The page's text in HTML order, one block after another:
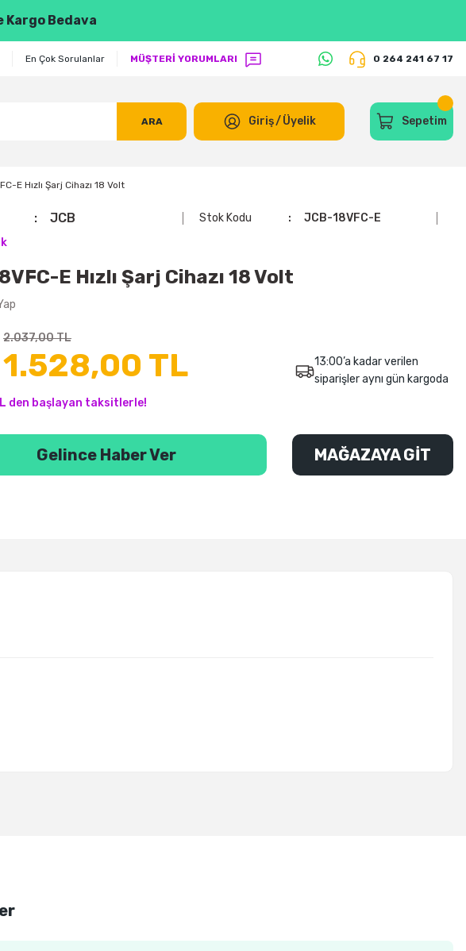
Kargo Bedava
En Çok Sorulanlar MÜŞTERİ YORUMLARI 0 264 241 67 17
ARA Giriş/Üyelik Sepetim
E Hızlı Şarj Cihazı 18 Volt
JCB Stok Kodu
JCB-18VFC-E
E Hızlı Şarj Cihazı 18 Volt
2.037,00 TL
1.528,00 TL
den başlayan taksitlerle!
13:00’a kadar verilen
siparişler aynı gün kargoda
Gelince Haber Ver MAĞAZAYA GİT